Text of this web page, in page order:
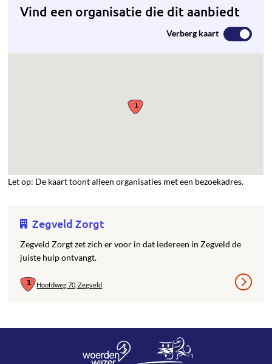
Vind een organisatie die dit aanbiedt
Verberg kaart
Let op: De kaart toont alleen organisaties met een bezoekadres.
Zegveld Zorgt
Zegveld Zorgt zet zich er voor in dat iedereen in Zegveld de
juiste hulp ontvangt.
Hoofdweg 70, Zegveld